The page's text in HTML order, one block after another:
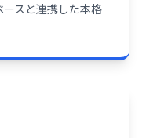
スと連携した本格